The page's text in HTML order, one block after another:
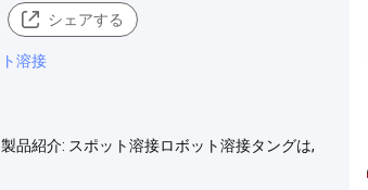
シェアする
溶接
品紹介: スポット溶接ロボット溶接タングは,